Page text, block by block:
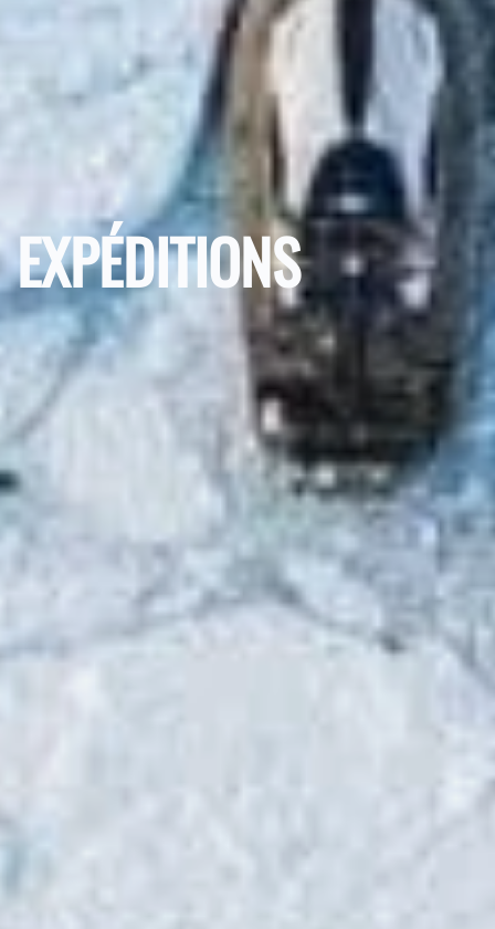
EXPÉDITIONS